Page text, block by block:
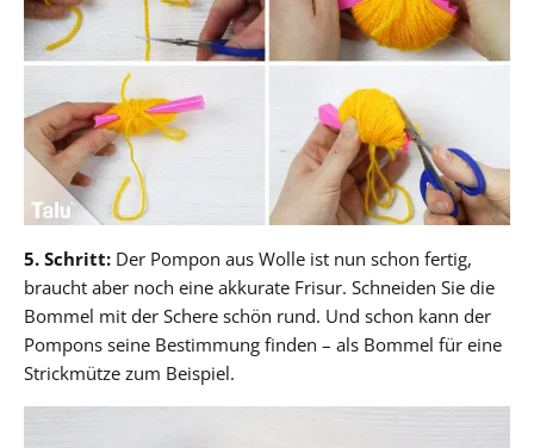
5. Schritt: Der Pompon aus Wolle ist nun schon fertig,
braucht aber noch eine akkurate Frisur. Schneiden Sie die
Bommel mit der Schere schön rund. Und schon kann der
Pompons seine Bestimmung finden – als Bommel für eine
Strickmütze zum Beispiel.